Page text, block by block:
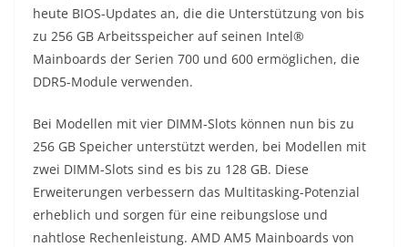
heute BIOS-Updates an, die die Unterstützung von bis
zu 256 GB Arbeitsspeicher auf seinen Intel®
Mainboards der Serien 700 und 600 ermöglichen, die
DDR5-Module verwenden.
Bei Modellen mit vier DIMM-Slots können nun bis zu
256 GB Speicher unterstützt werden, bei Modellen mit
zwei DIMM-Slots sind es bis zu 128 GB. Diese
Erweiterungen verbessern das Multitasking-Potenzial
erheblich und sorgen für eine reibungslose und
nahtlose Rechenleistung. AMD AM5 Mainboards von